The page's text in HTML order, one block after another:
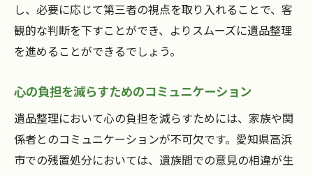
し、必要に応じて第三者の視点を取り入れることで、客
観的な判断を下すことができ、よりスムーズに遺品整理
を進めることができるでしょう。
心の負担を減らすためのコミュニケーション
遺品整理において心の負担を減らすためには、家族や関
係者とのコミュニケーションが不可欠です。愛知県高浜
市での残置処分においては、遺族間での意見の相違が生